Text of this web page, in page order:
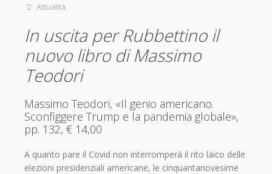
Attualità
In uscita per Rubbettino il
nuovo libro di Massimo
Teodori
Massimo Teodori, «Il genio americano.
Sconfiggere Trump e la pandemia globale»,
pp. 132, € 14,00
A quanto pare il Covid non interromperà il rito laico delle
elezioni presidenziali americane, le cinquantanovesime